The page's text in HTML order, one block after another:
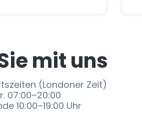
mit uns
(Londoner Zeit)
07:00–20:00
10:00–19:00 Uhr